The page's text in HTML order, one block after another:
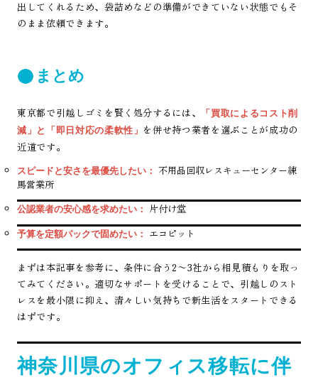
出してくれるため、袋詰めなどの準備ができていない状態でもそ
のまま依頼できます。
まとめ
東京都で引越しゴミを賢く処分するには、
「買取によるコスト削
減」と「即日対応の柔軟性」 を併せ持つ業者を選ぶことが成功の
近道です。
スピードと安さを最優先したい： 不用品回収レスキューセンター練
馬営業所
公認業者の安心感を求めたい： 片付け堂
予算を定額パックで固めたい： エコピット
まずは本記事を参考に、条件に合う2〜3社から相見積もりを取っ
てみてください。適切なサポートを受けることで、引越しのスト
レスを最小限に抑え、清々しい気持ちで新生活をスタートできる
はずです。
神奈川県のオフィス移転に伴